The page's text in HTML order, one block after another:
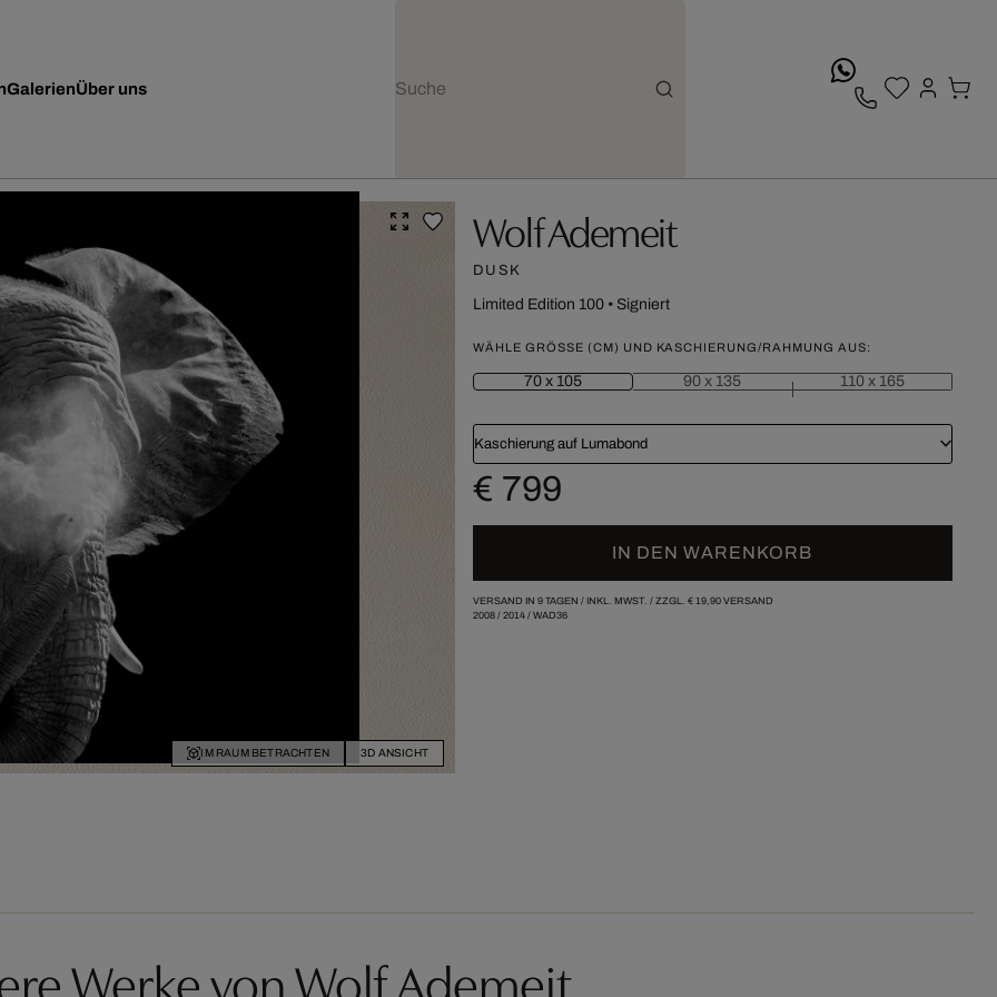
GalerienÜber uns
IM RAUM BETRACHTEN 3D ANSICHT
Wolf Ademeit
DUSK
Limited Edition 100• Signiert
WÄHLE GRÖSSE (CM) UND KASCHIERUNG/RAHMUNG AUS:
70 x 105 90 x 135 110 x 165
Kaschierung auf Lumabond
€ 799
IN DEN WARENKORB
VERSAND IN 9 TAGEN / INKL. MWST. / ZZGL. € 19,90VERSAND
2008/ 2014/ WAD36
Werke von Wolf Ademeit